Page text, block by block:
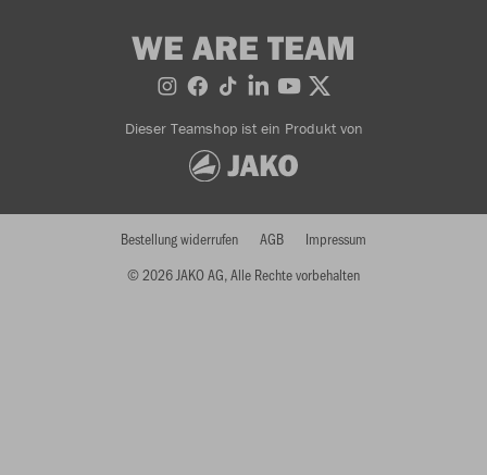
WE ARE TEAM
Dieser Teamshop ist ein Produkt von
© 2026 JAKO AG, Alle Rechte vorbehalten
Bestellung widerrufen AGB Impressum